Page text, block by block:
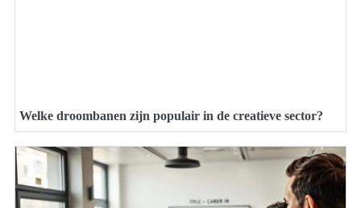
Welke droombanen zijn populair in de creatieve sector?